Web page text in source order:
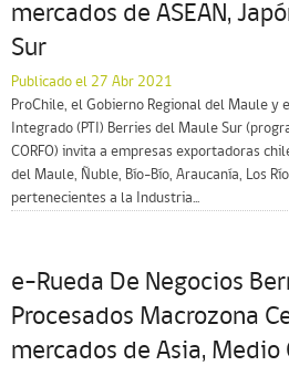
mercados de ASEAN,
Sur
Publicado el 27 Abr 2021
ProChile, el Gobierno Regional del Maule y
Integrado (PTI) Berries del Maule Sur
CORFO) invita a empresas exportadoras
del Maule, Ñuble, Bío-Bío, Araucanía, Los
pertenecientes a la Industria...
e-Rueda De Negocios
Procesados Macrozona
mercados de Asia, Medio